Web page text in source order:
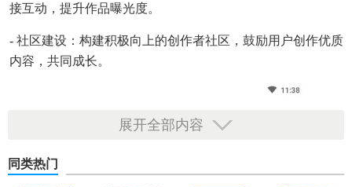
接互动，提升作品曝光度。
- 社区建设：构建积极向上的创作者社区，鼓励用户创作优质
内容，共同成长。
展开全部内容
同类热门